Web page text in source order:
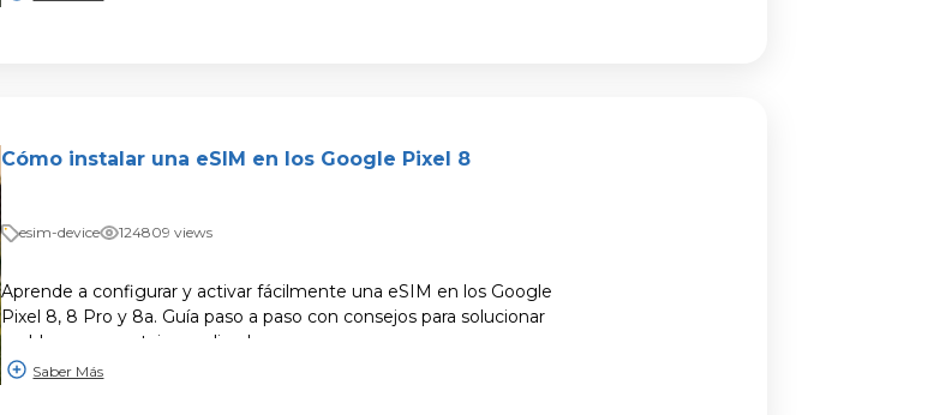
Cómo instalar una eSIM en los Google Pixel 8
esim-device 124809 views
Aprende a configurar y activar fácilmente una eSIM en los Google
Pixel 8, 8 Pro y 8a. Guía paso a paso con consejos para solucionar
problemas y ventajas explicadas.
Saber Más